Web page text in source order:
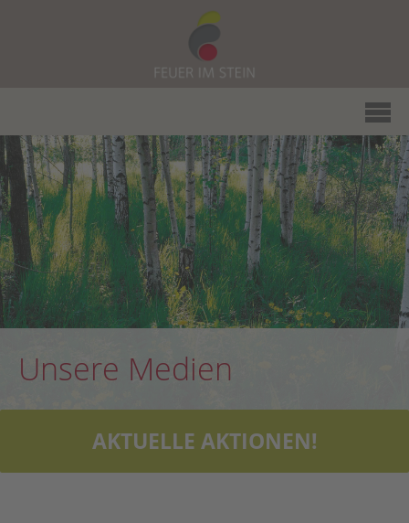
Unsere Medien
AKTUELLE AKTIONEN!